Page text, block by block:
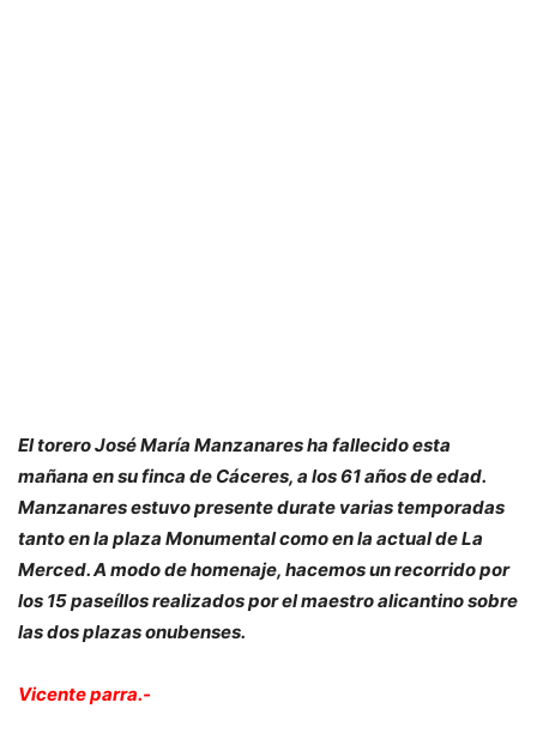
El torero José María Manzanares ha fallecido esta
mañana en su finca de Cáceres, a los 61 años de edad.
Manzanares estuvo presente durate varias temporadas
tanto en la plaza Monumental como en la actual de La
Merced. A modo de homenaje, hacemos un recorrido por
los 15 paseíllos realizados por el maestro alicantino sobre
las dos plazas onubenses.
Vicente parra.-